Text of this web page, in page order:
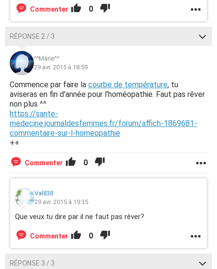
Commenter 0
RÉPONSE 2 / 3
^^Mârïe^^
29 avr. 2015 à 18:59
Commence par faire la courbe de température, tu
aviseras en fin d'année pour l'homéopathie. Faut pas rêver
non plus ^^
https://sante-
medecine.journaldesfemmes.fr/forum/affich-1869681-
commentaire-sur-l-homeopathie
++
Commenter 0
Val838
29 avr. 2015 à 19:35
Que veux tu dire par il ne faut pas rêver?
Commenter 0
RÉPONSE 3 / 3